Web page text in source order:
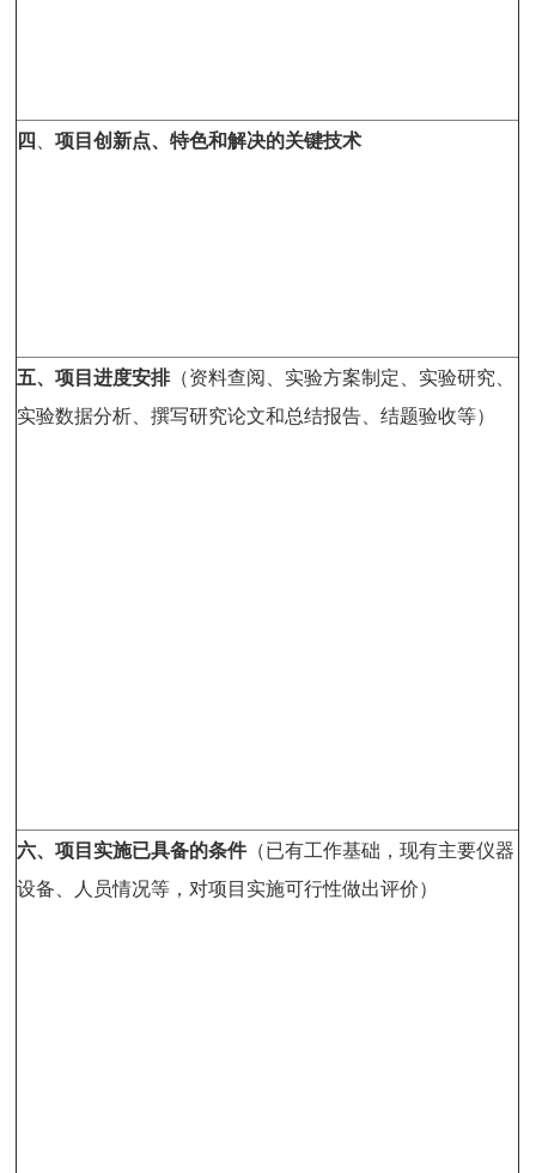
四 、项目创新点、特色和解决的关键技术
五、项目进度安排（资料查阅、实验方案制定、实验研究、
实验数据分析、撰写研究论文和总结报告、结题验收等）
六、项目实施已具备的条件（已有工作基础，现有主要仪器
设备、人员情况等，对项目实施可行性做出评价）